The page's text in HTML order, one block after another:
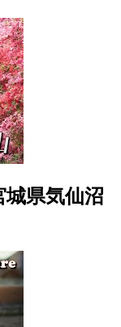
城県気仙沼